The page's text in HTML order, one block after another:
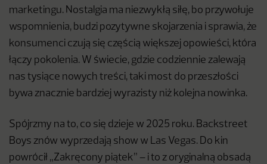
marketingu. Nostalgia ma niezwykłą siłę, bo przywołuje
wspomnienia, budzi pozytywne skojarzenia i sprawia, że
konsumenci czują się częścią większej opowieści, która
łączy pokolenia. W świecie, gdzie codziennie zalewają
nas tysiące nowych treści, taki most do przeszłości
bywa znacznie bardziej wyrazisty niż kolejna nowinka.
Spójrzmy na to, co się dzieje w 2025 roku. Backstreet
Boys znów wyprzedają show w Las Vegas. Do kin
powrócił „Zakręcony piątek” – i to z oryginalną obsadą